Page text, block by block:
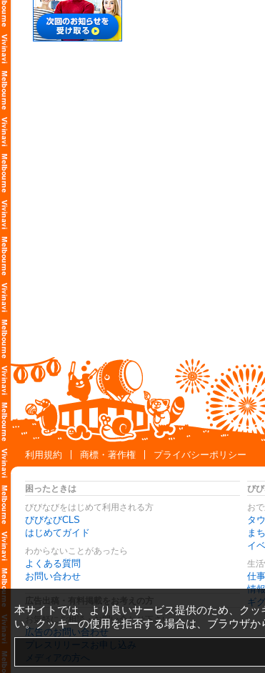
利用規約
商標・著作権 プライバシーポリシー
困ったときは
びびなびをはじめて利用される方
びびなびCLS
はじめてガイド
わからないことがあったら
よくある質問
お問い合わせ
お気軽にご相談・お問い合わせ下さい
広告のお問い合わせ
プレスリリースお申し込み
メディアの方へ
び
お
タ
ま
イ
生
仕
情
ギ
本サイトでは、より良いサービス提供のため、ク
い。クッキーの使用を拒否する場合は、ブラウザか